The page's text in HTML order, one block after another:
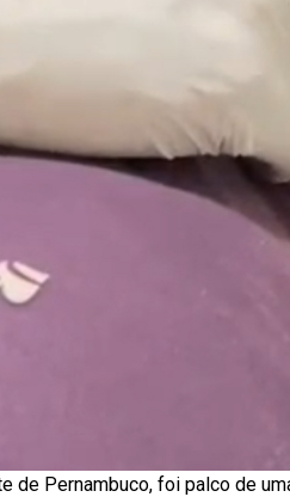
de Pernambuco, foi palco de